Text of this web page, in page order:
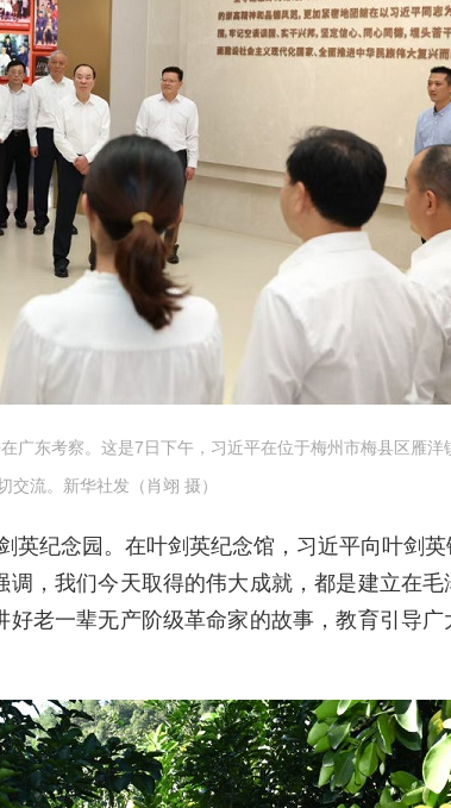
广东考察。这是7日下午，习近平在位于梅州市梅县区雁洋
交流。新华社发（肖翊 摄）
英纪念园。在叶剑英纪念馆，习近平向叶剑
，我们今天取得的伟大成就，都是建立在
老一辈无产阶级革命家的故事，教育引导